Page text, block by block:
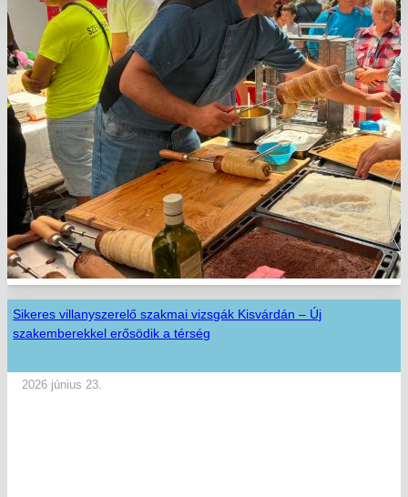
Sikeres villanyszerelő szakmai vizsgák Kisvárdán – Új
szakemberekkel erősödik a térség
2026 június 23.